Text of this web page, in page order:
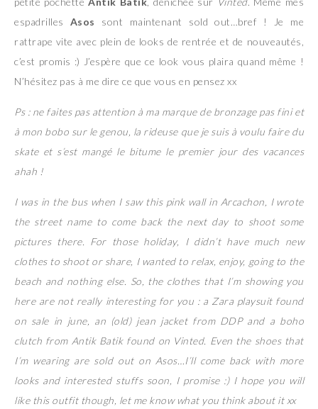
espadrilles Asos
sont maintenant sold out…bref ! Je me
rattrape vite avec plein de looks de rentrée et de nouveautés,
c’est promis :) J’espère que ce look vous plaira quand même !
N’hésitez pas à me dire ce que vous en pensez xx
Ps : ne faites pas attention à ma marque de bronzage pas fini et
à mon bobo sur le genou, la rideuse que je suis à voulu faire du
skate et s’est mangé le bitume le premier jour des vacances
ahah !
I was in the bus when I saw this pink wall in Arcachon, I wrote
the street name to come back the next day to shoot some
pictures there. For those holiday, I didn’t have much new
clothes to shoot or share, I wanted to relax, enjoy, going to the
beach and nothing else. So, the clothes that I’m showing you
here are not really interesting for you : a Zara playsuit found
on sale in june, an (old) jean jacket from DDP and a boho
clutch from Antik Batik found on Vinted. Even the shoes that
I’m wearing are sold out on Asos…I’ll come back with more
looks and interested stuffs soon, I promise :) I hope you will
like this outfit though, let me know what you think about it xx